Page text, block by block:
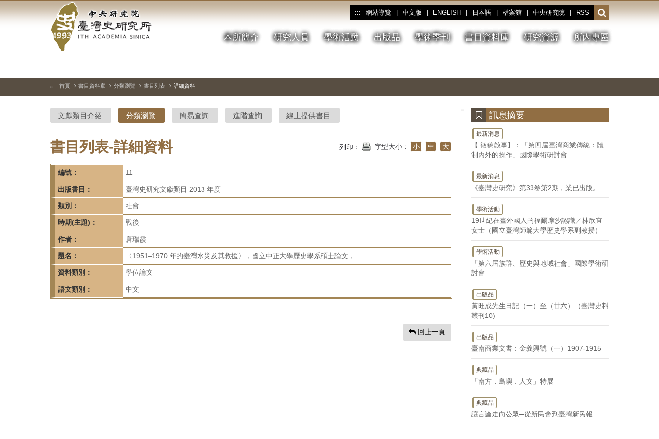
到
中
央
研
院-
臺
灣
史
研
究
所-
首
頁
::: 網站導覽 中文版 ENGLISH 日本語 檔案館 中央研究院 RSS
開
啟
或
收
本所簡介 研究人員 學術活動 出版品 學術季刊 書目資料庫 研究資源 所內專區
停、
圖
圖
結
::: 首頁 書目資料庫 分類瀏覽 書目列表 詳細資料
文獻類目介紹 分類瀏覽 簡易查詢 進階查詢 線上提供書目
書目列表-詳細資料 列印： 字型大小： 小 中 大
編號： 11
出版書目： 臺灣史研究文獻類目 2013 年度
類別： 社會
時期(主題)： 戰後
作者： 唐瑞霞
題名： 〈1951–1970 年的臺灣水災及其救援〉，國立中正大學歷史學系碩士論文，
資料類別： 學位論文
語文類別： 中文
回上一頁
訊息摘要
最新消息
【 徵稿啟事】：「第四屆臺灣商業傳統：體
制內外的操作」國際學術研討會
最新消息
《臺灣史研究》第33卷第2期，業已出版。
學術活動
19世紀在臺外國人的福爾摩沙認識／林欣宜
女士（國立臺灣師範大學歷史學系副教授）
學術活動
「第六屆族群、歷史與地域社會」國際學術研
討會
出版品
黃旺成先生日記（一）至（廿六）（臺灣史料
叢刊10)
出版品
臺南商業文書：金義興號（一）1907-1915
典藏品
「南方．島嶼．人文」特展
典藏品
讓言論走向公眾─從新民會到臺灣新民報